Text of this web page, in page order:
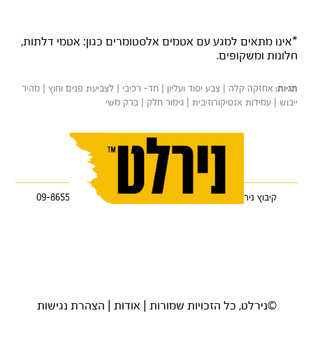
*אינו מתאים למגע עם אטמים אלסטומרים כגון: אטמי דלתות,
חלונות ומשקופים.
תגיות: אחזקה קלה | צבע יסוד ועליון | חד- רכיבי | לצביעת פנים וחוץ | מהיר
ייבוש | עמידות אנטיקורוזיבית | גימור חלק | ברק משי
קיבוץ ניר עוז 85122 • טלפון: 08-9986333 • פקס: 09-8655368
©נירלט, כל הזכויות שמורות | אודות | הצהרת נגישות